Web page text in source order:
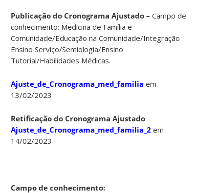
Publicação do Cronograma Ajustado –Campo de
conhecimento: Medicina de Família e
Comunidade/Educação na Comunidade/Integração
Ensino Serviço/Semiologia/Ensino
Tutorial/Habilidades Médicas.
Ajuste_de_Cronograma_med_familia em
13/02/2023
Retificação do Cronograma Ajustado
Ajuste_de_Cronograma_med_familia_2 em
14/02/2023
Campo de conhecimento: